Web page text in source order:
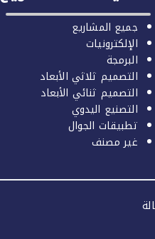
جميع المشاريع
الإلكترونيات
البرمجة
التصميم ثلاثي الأبعاد
التصميم ثنائي الأبعاد
التصنيع اليدوي
تطبيقات الجوال
غير مصنف